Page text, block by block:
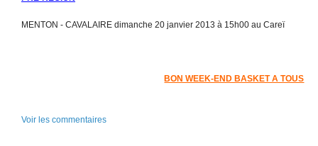
MENTON - CAVALAIRE dimanche 20 janvier 2013 à 15h00 au Careï
BON WEEK-END BASKET A TOUS
Voir les commentaires